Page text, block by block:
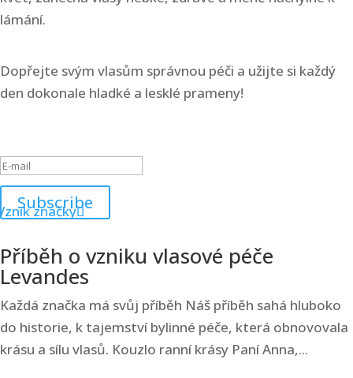
lámání.
Dopřejte svým vlasům správnou péči a užijte si každý
den dokonale hladké a lesklé prameny!
Subscribe
Příběh o vzniku vlasové péče
Levandes
Každá značka má svůj příběh Náš příběh sahá hluboko
do historie, k tajemství bylinné péče, která obnovovala
krásu a sílu vlasů. Kouzlo ranní krásy Paní Anna,...